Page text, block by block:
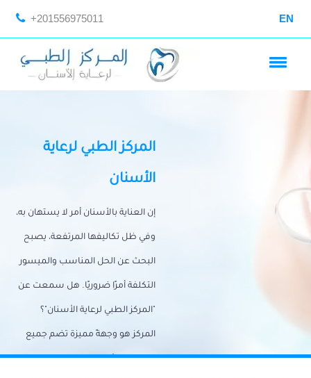
+201556975011 EN
المركز الطبي لرعاية
الأسنان
إن العناية بالأسنان أمر لا يستهان به،
وفي ظل تكاليفها المرتفعة، يصبح
البحث عن الحل المناسب والميسور
التكلفة أمرًا ضروريًا. هل سمعت عن
"المركز الطبي لرعاية الأسنان"؟
المركز هو وجهةً مميزة تضم جميع
احتياجات الأسنان تحت سقف واحد،